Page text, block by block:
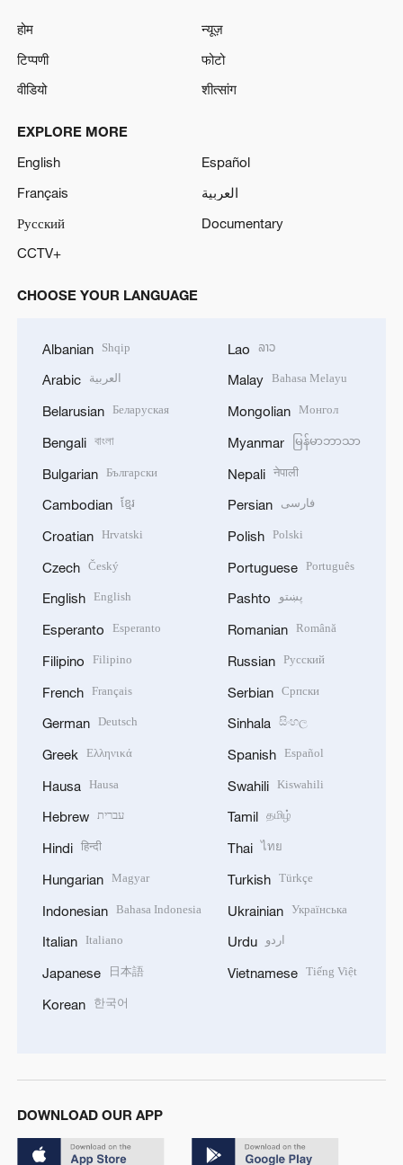
होम
न्यूज़
टिप्पणी
फोटो
वीडियो
शीत्सांग
EXPLORE MORE
English
Español
Français
العربية
Русский
Documentary
CCTV+
CHOOSE YOUR LANGUAGE
Albanian Shqip
Arabic العربية
Belarusian Беларуская
Bengali বাংলা
Bulgarian Български
Cambodian ខ្មែរ
Croatian Hrvatski
Czech Český
English English
Esperanto Esperanto
Filipino Filipino
French Français
German Deutsch
Greek Ελληνικά
Hausa Hausa
Hebrew עברית
Hindi हिन्दी
Hungarian Magyar
Indonesian Bahasa Indonesia
Italian Italiano
Japanese 日本語
Korean 한국어
Lao ລາວ
Malay Bahasa Melayu
Mongolian Монгол
Myanmar မြန်မာဘာသာ
Nepali नेपाली
Persian فارسی
Polish Polski
Portuguese Português
Pashto پښتو
Romanian Română
Russian Русский
Serbian Српски
Sinhala සිංහල
Spanish Español
Swahili Kiswahili
Tamil தமிழ்
Thai ไทย
Turkish Türkçe
Ukrainian Українська
Urdu اردو
Vietnamese Tiếng Việt
DOWNLOAD OUR APP